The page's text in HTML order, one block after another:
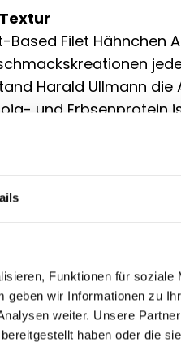
Funktionen für soziale
wir Informationen zu
weiter. Unsere
haben oder die
Based Filet Hähnchen
Harald Ullmann die
und Erbsenprotein
Die Manufaktur
Ullmann: „Eine
und die
diesem
und ihr Sortiment